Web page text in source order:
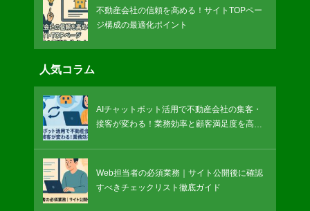
不動産会社の信頼を高める！サイトTOPペー
ジ構成の最適化ポイント
人気コラム
AIチャットボット活用で不動産会社の集客・
接客が変わる！業務効率と顧客満足度を高め
Web担当者の必須業務｜サイト公開後に確認
すべきチェックリスト徹底ガイド